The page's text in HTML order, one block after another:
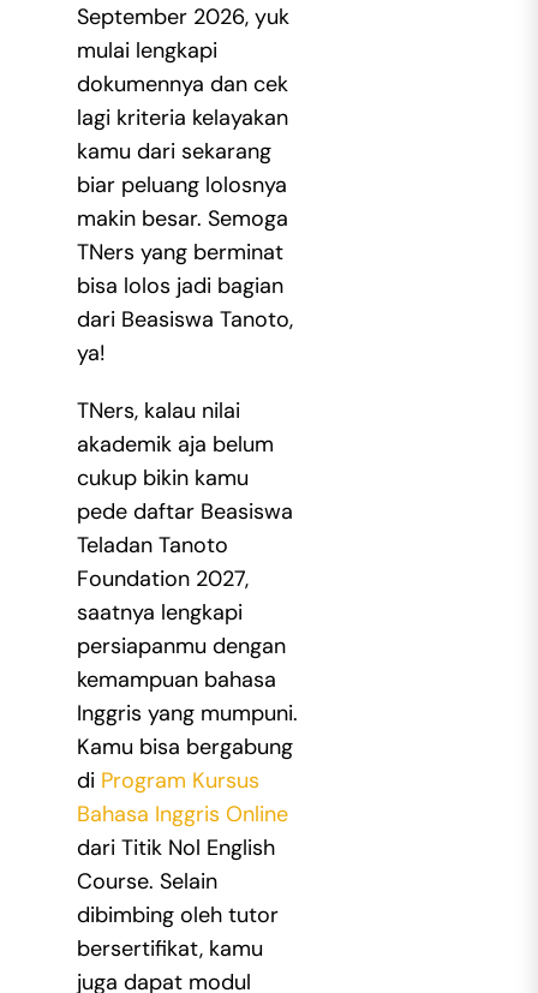
September 2026, yuk
mulai lengkapi
dokumennya dan cek
lagi kriteria kelayakan
kamu dari sekarang
biar peluang lolosnya
makin besar. Semoga
TNers yang berminat
bisa lolos jadi bagian
dari Beasiswa Tanoto,
ya!
TNers, kalau nilai
akademik aja belum
cukup bikin kamu
pede daftar Beasiswa
Teladan Tanoto
Foundation 2027,
saatnya lengkapi
persiapanmu dengan
kemampuan bahasa
Inggris yang mumpuni.
Kamu bisa bergabung
di Program Kursus
Bahasa Inggris Online
dari Titik Nol English
Course. Selain
dibimbing oleh tutor
bersertifikat, kamu
juga dapat modul